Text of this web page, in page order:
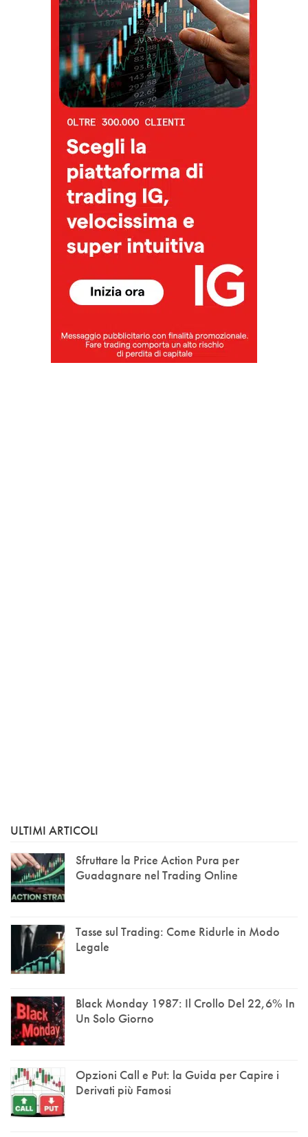
ULTIMI ARTICOLI
Sfruttare la Price Action Pura per
Guadagnare nel Trading Online
Tasse sul Trading: Come Ridurle in Modo
Legale
Black Monday 1987: Il Crollo Del 22,6% In
Un Solo Giorno
Opzioni Call e Put: la Guida per Capire i
Derivati più Famosi